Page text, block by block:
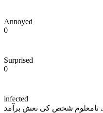
Annoyed
0
Surprised
0
infected
نامعلوم شخص کی نعش برآمد